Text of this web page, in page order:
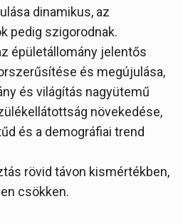
dinamikus, az
pedig szigorodnak.
épületállomány jelentős
és megújulása,
és világítás nagyütemű
növekedése,
és a demográfiai trend
rövid távon kismértékben,
csökken.